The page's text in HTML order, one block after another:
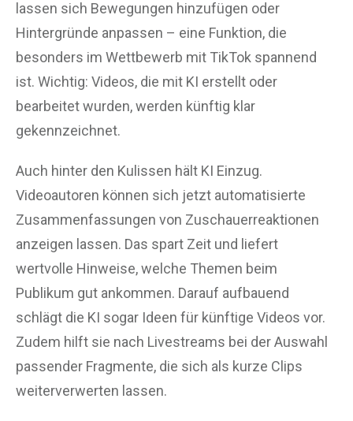
lassen sich Bewegungen hinzufügen oder
Hintergründe anpassen – eine Funktion, die
besonders im Wettbewerb mit TikTok spannend
ist. Wichtig: Videos, die mit KI erstellt oder
bearbeitet wurden, werden künftig klar
gekennzeichnet.
Auch hinter den Kulissen hält KI Einzug.
Videoautoren können sich jetzt automatisierte
Zusammenfassungen von Zuschauerreaktionen
anzeigen lassen. Das spart Zeit und liefert
wertvolle Hinweise, welche Themen beim
Publikum gut ankommen. Darauf aufbauend
schlägt die KI sogar Ideen für künftige Videos vor.
Zudem hilft sie nach Livestreams bei der Auswahl
passender Fragmente, die sich als kurze Clips
weiterverwerten lassen.